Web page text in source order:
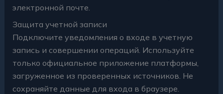
электронной почте.
Защита учетной записи
Подключите уведомления о входе в учетную
запись и совершении операций. Используйте
только официальное приложение платформы,
загруженное из проверенных источников. Не
сохраняйте данные для входа в браузере.